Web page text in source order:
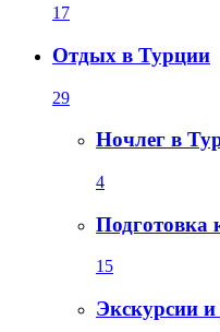
17
Отдых в Турции
29
Ночлег в
4
Подготовка
15
Экскурсии и